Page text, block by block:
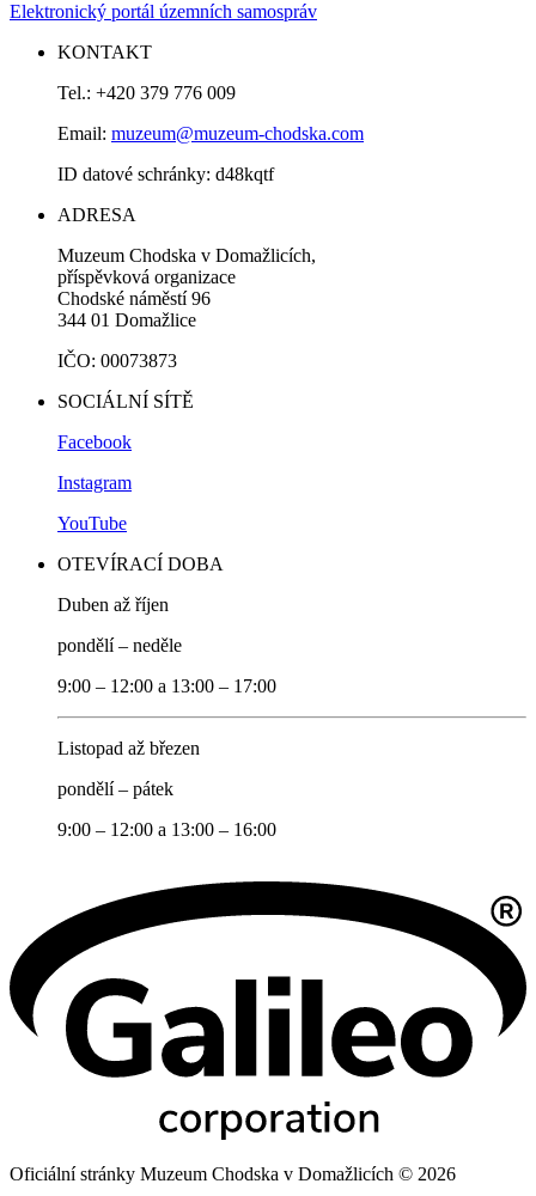
Elektronický portál územních samospráv
KONTAKT
Tel.: +420 379 776 009
Email: muzeum@muzeum-chodska.com
ID datové schránky: d48kqtf
ADRESA
Muzeum Chodska v Domažlicích,
příspěvková organizace
Chodské náměstí 96
344 01 Domažlice
IČO: 00073873
SOCIÁLNÍ SÍTĚ
Facebook
Instagram
YouTube
OTEVÍRACÍ DOBA
Duben až říjen
pondělí – neděle
9:00 – 12:00 a 13:00 – 17:00
Listopad až březen
pondělí – pátek
9:00 – 12:00 a 13:00 – 16:00
Oficiální stránky Muzeum Chodska v Domažlicích © 2026